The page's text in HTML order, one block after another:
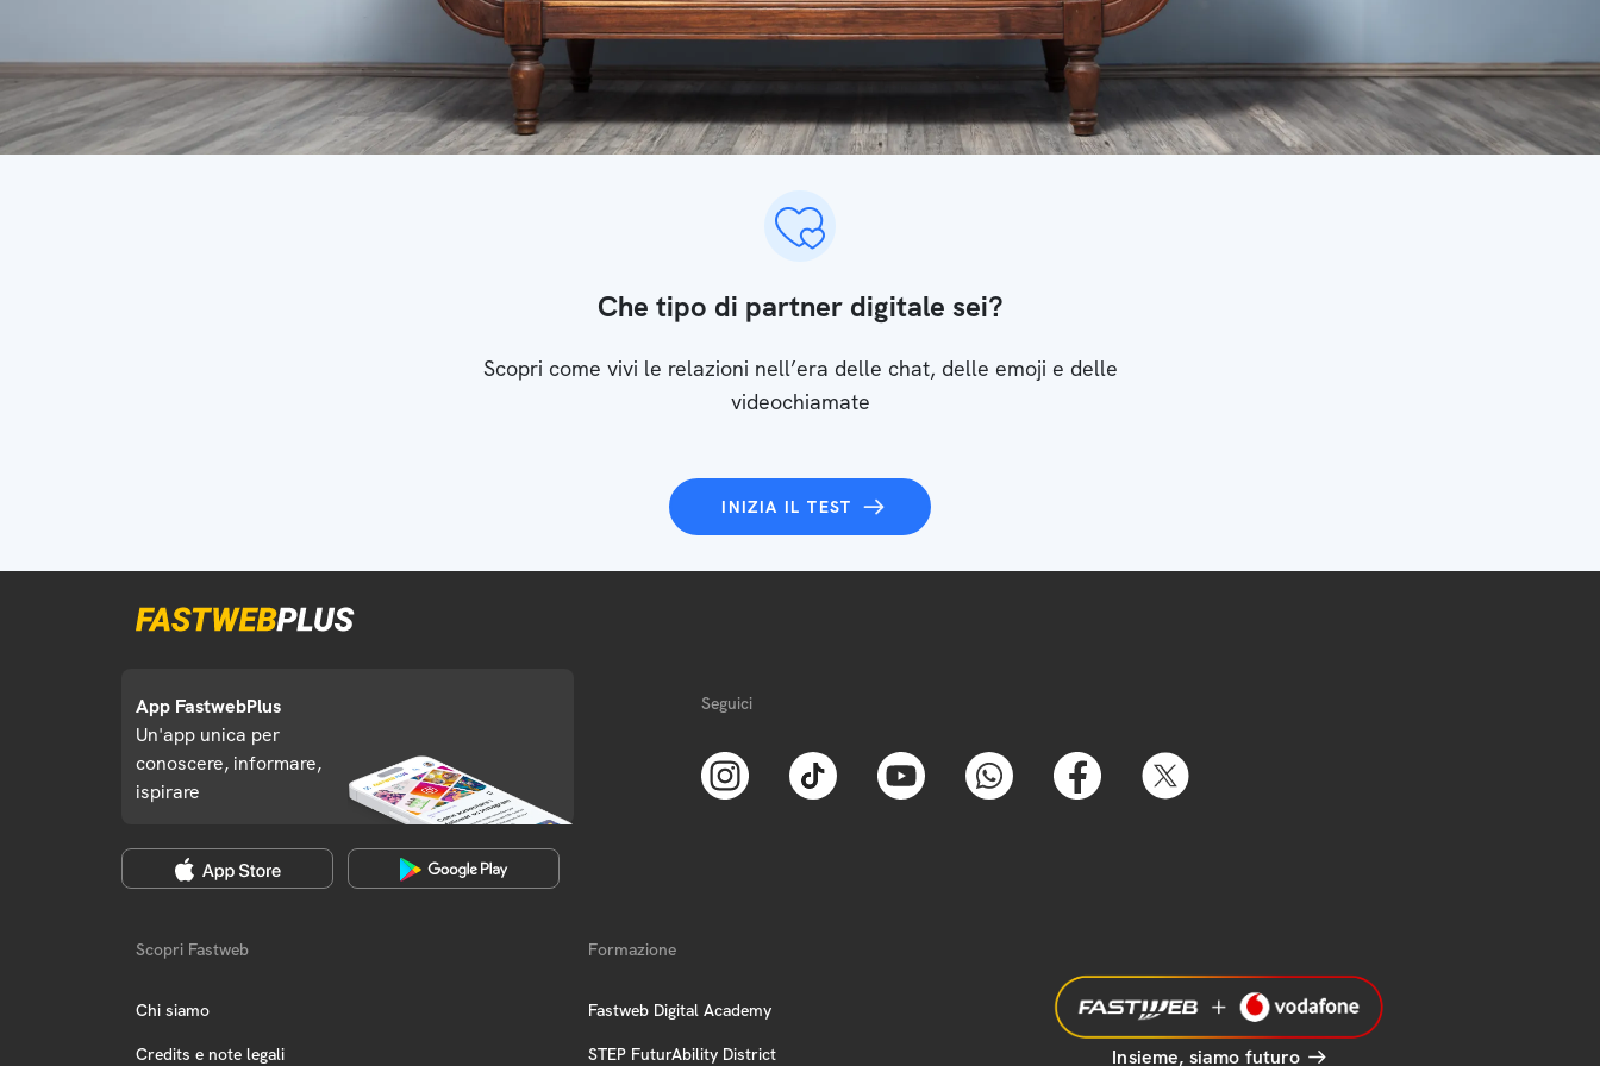
Che tipo di partner digitale sei?
Scopri come vivi le relazioni nell’era delle chat, delle emoji e delle
videochiamate
INIZIA IL TEST
App FastwebPlus
Un'app unica per
conoscere, informare,
ispirare
Seguici
Scopri Fastweb
Chi siamo
Credits e note legali
Formazione
Fastweb Digital Academy
STEP FuturAbility District Insieme, siamo futuro